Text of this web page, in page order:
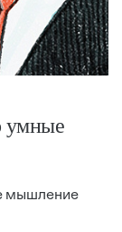
умные
мышление